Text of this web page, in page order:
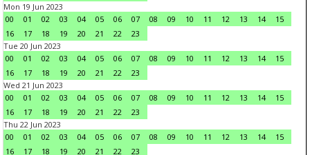
Mon 19 Jun 2023
00
01 02 03 04 05 06 07 08 09 10 11 12 13 14
15
16
17 18 19 20 21 22
23
Tue 20 Jun 2023
00
01 02 03 04 05 06 07 08 09 10 11 12 13 14
15
16
17 18 19 20 21 22
23
Wed 21 Jun 2023
00
01 02 03 04 05 06 07 08 09 10 11 12 13 14
15
16
17 18 19 20 21 22
23
Thu 22 Jun 2023
00
01 02 03 04 05 06 07 08 09 10 11 12 13 14
15
16
17 18 19 20 21 22
23